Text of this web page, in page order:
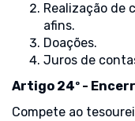
Realização de
afins.
Doações.
Juros de
Artigo 24º -
Compete ao